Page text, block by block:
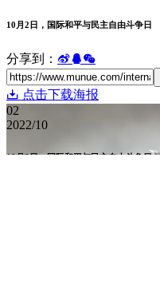
10月2日，国际和平与民主自由斗争日
分享到：
点击下载海报
02
2022/10
10月2日，国际和平与民主自由斗争日